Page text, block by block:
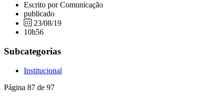
Escrito por Comunicação
publicado
23/08/19
10h56
Subcategorias
Institucional
Página 87 de 97